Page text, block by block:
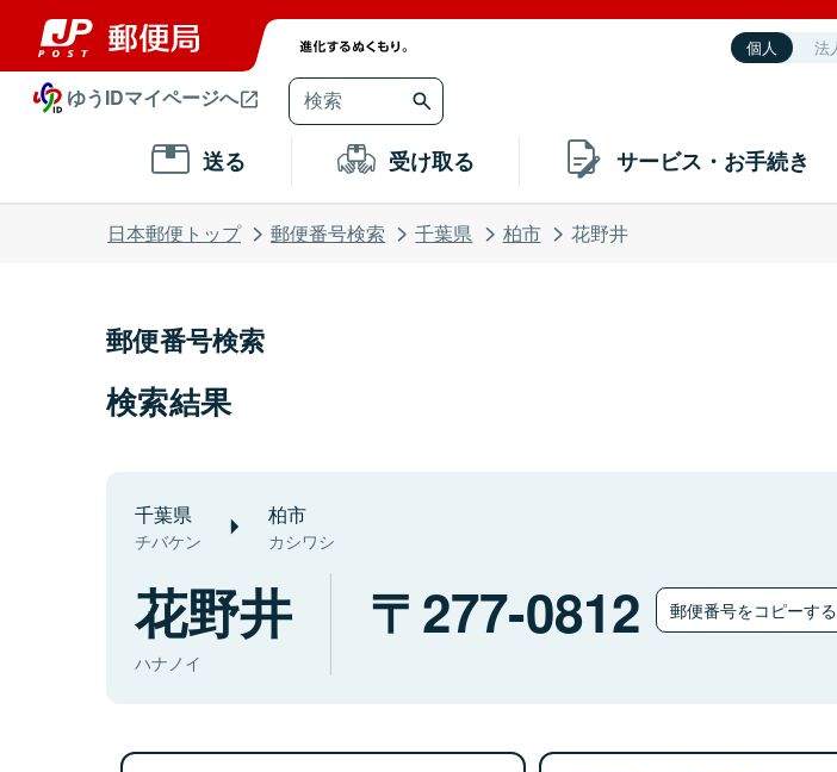
個人 法
ゆうIDマイページへ
送る 受け取る サービス・お手続き
日本郵便トップ 郵便番号検索 千葉県 柏市 花野井
郵便番号検索
検索結果
千葉県
チバケン
柏市
カシワシ
花野井
ハナノイ
277-0812 郵便番号をコピーする